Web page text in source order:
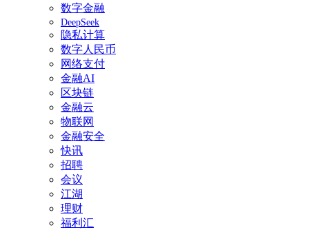
数字金融
DeepSeek
隐私计算
数字人民币
网络支付
金融AI
区块链
金融云
物联网
金融安全
快讯
招聘
会议
江湖
理财
福利汇